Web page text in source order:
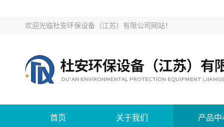
欢迎光临杜安环保设备（江苏）有限公司网站！
首页 关于我们 产品中